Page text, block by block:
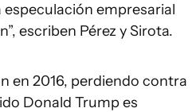
empresarial
escriben Pérez y Sirota.
en 2016, perdiendo contra
Donald Trump es